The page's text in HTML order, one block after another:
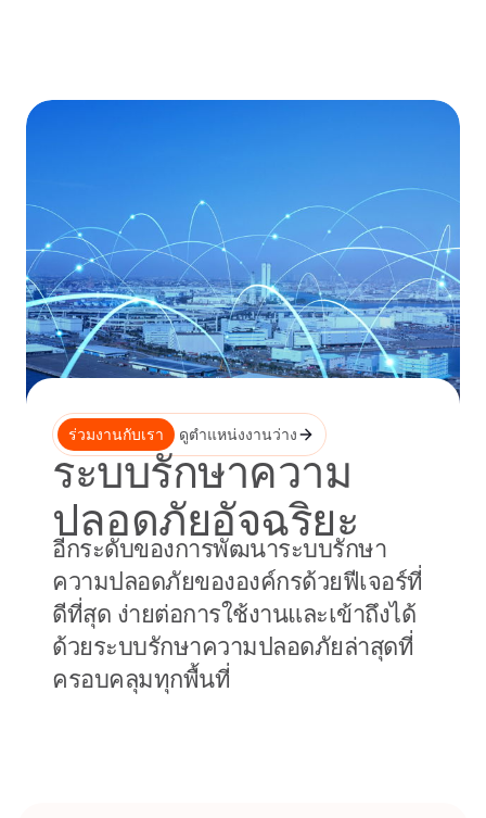
ร่วมงานกับเรา ดูตำแหน่งงานว่าง
ระบบรักษาความ
ปลอดภัยอัจฉริยะ
อีกระดับของการพัฒนาระบบรักษา
ความปลอดภัยขององค์กรด้วยฟีเจอร์ที่
ดีที่สุด ง่ายต่อการใช้งานและเข้าถึงได้
ด้วยระบบรักษาความปลอดภัยล่าสุดที่
ครอบคลุมทุกพื้นที่